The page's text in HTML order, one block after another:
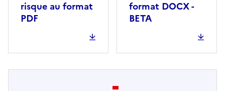
risque au format
PDF
format DOCX -
BETA